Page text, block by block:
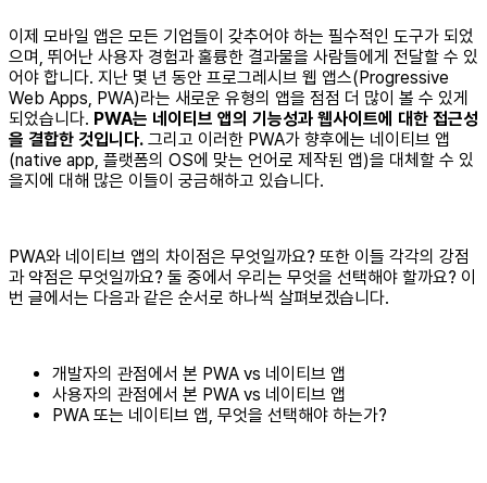
이제 모바일 앱은 모든 기업들이 갖추어야 하는 필수적인 도구가 되었
으며, 뛰어난 사용자 경험과 훌륭한 결과물을 사람들에게 전달할 수 있
어야 합니다. 지난 몇 년 동안 프로그레시브 웹 앱스(Progressive
Web Apps, PWA)라는 새로운 유형의 앱을 점점 더 많이 볼 수 있게
되었습니다. PWA는 네이티브 앱의 기능성과 웹사이트에 대한 접근성
을 결합한 것입니다. 그리고 이러한 PWA가 향후에는 네이티브 앱
(native app, 플랫폼의 OS에 맞는 언어로 제작된 앱)을 대체할 수 있
을지에 대해 많은 이들이 궁금해하고 있습니다.
PWA와 네이티브 앱의 차이점은 무엇일까요? 또한 이들 각각의 강점
과 약점은 무엇일까요? 둘 중에서 우리는 무엇을 선택해야 할까요? 이
번 글에서는 다음과 같은 순서로 하나씩 살펴보겠습니다.
개발자의 관점에서 본 PWA vs 네이티브 앱
사용자의 관점에서 본 PWA vs 네이티브 앱
PWA 또는 네이티브 앱, 무엇을 선택해야 하는가?